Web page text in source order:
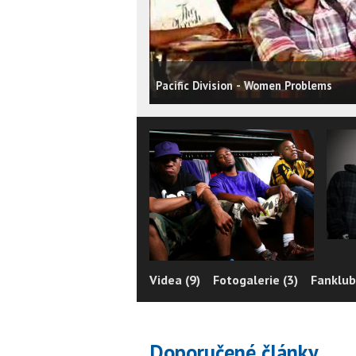
Pacific Division - Women Problems
Videa (9) Fotogalerie (3)